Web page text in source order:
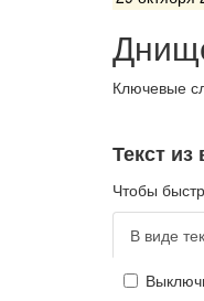
Ключевые
Текст из
Чтобы
В виде